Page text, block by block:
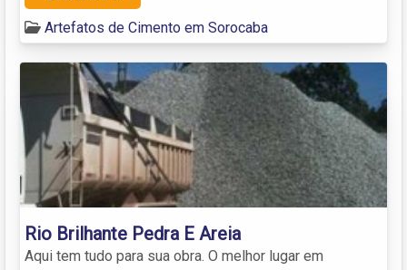
Artefatos de Cimento em Sorocaba
Rio Brilhante Pedra E Areia
Aqui tem tudo para sua obra. O melhor lugar em